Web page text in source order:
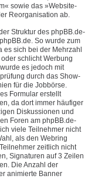
sowie das »Website-
Reorganisation ab.
Struktur des phpBB.de-
So wurde zum
es sich bei der Mehrzahl
schlicht Werbung
es jedoch mit
durch das Show-
für die Jobbörse.
Formular erstellt
da dort immer häufiger
Diskussionen und
Foren am phpBB.de-
viele Teilnehmer nicht
als den Webring
zeitlich nicht
Signaturen auf 3 Zeilen
Die Anzahl der
animierte Banner